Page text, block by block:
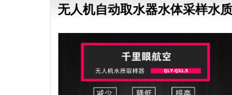
无人机自动取水器水体采样水